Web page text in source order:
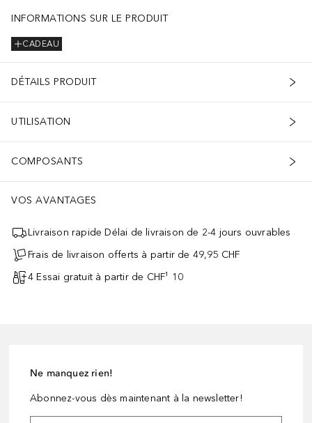
INFORMATIONS SUR LE PRODUIT
CADEAU
DÉTAILS PRODUIT
UTILISATION
COMPOSANTS
VOS AVANTAGES
Livraison rapide Délai de livraison de 2-4 jours ouvrables
Frais de livraison offerts à partir de 49,95 CHF
4 Essai gratuit à partir de CHF¹ 10
Ne manquez rien!
Abonnez-vous dès maintenant à la newsletter!